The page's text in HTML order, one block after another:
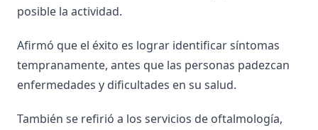
posible la actividad.
Afirmó que el éxito es lograr identificar síntomas
tempranamente, antes que las personas padezcan
enfermedades y dificultades en su salud.
También se refirió a los servicios de oftalmología,